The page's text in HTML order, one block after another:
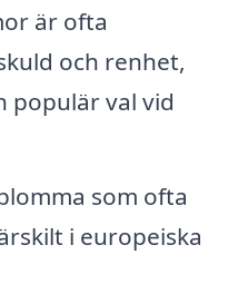
är ofta
och renhet,
populär val vid
som ofta
i europeiska